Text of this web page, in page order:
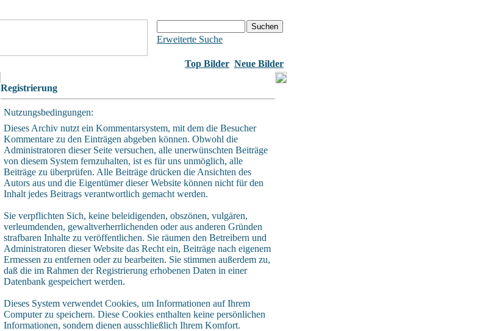
Erweiterte Suche
Top Bilder Neue Bilder
Registrierung
Nutzungsbedingungen:
Dieses Archiv nutzt ein Kommentarsystem, mit dem die Besucher
Kommentare zu den Einträgen abgeben können. Obwohl die
Administratoren dieser Seite versuchen, alle unerwünschten Beiträge
von diesem System fernzuhalten, ist es für uns unmöglich, alle
Beiträge zu überprüfen. Alle Beiträge drücken die Ansichten des
Autors aus und die Eigentümer dieser Website können nicht für den
Inhalt jedes Beitrags verantwortlich gemacht werden.
Sie verpflichten Sich, keine beleidigenden, obszönen, vulgären,
verleumdenden, gewaltverherrlichenden oder aus anderen Gründen
strafbaren Inhalte zu veröffentlichen. Sie räumen den Betreibern und
Administratoren dieser Website das Recht ein, Beiträge nach eigenem
Ermessen zu entfernen oder zu bearbeiten. Sie stimmen außerdem zu,
daß die im Rahmen der Registrierung erhobenen Daten in einer
Datenbank gespeichert werden.
Dieses System verwendet Cookies, um Informationen auf Ihrem
Computer zu speichern. Diese Cookies enthalten keine persönlichen
Informationen, sondern dienen ausschließlich Ihrem Komfort.